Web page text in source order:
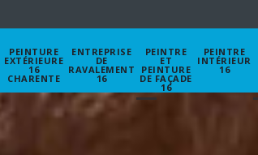
PEINTURE
EXTÉRIEURE
16
CHARENTE
ENTREPRISE
DE
RAVALEMENT
16
PEINTRE
ET
PEINTURE
DE FAÇADE
16
PEINTRE
INTÉRIEUR
16